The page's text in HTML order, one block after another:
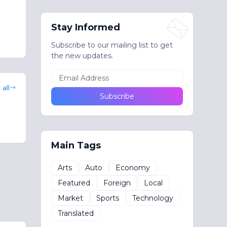
all
Stay Informed
Subscribe to our mailing list to get
the new updates.
Main Tags
Arts Auto
Economy
Featured
Foreign
Local
Market
Sports
Technology
Translated